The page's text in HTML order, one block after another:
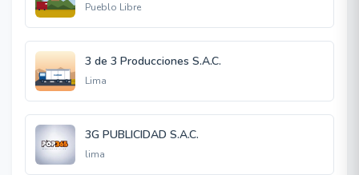
Pueblo Libre
3 de 3 Producciones S.A.C.
Lima
3G PUBLICIDAD S.A.C.
lima